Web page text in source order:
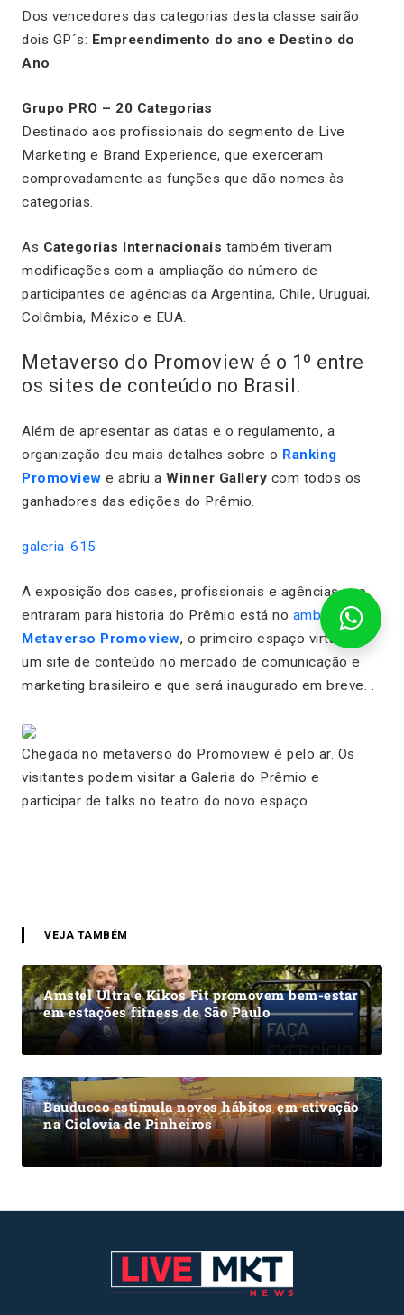
Dos vencedores das categorias desta classe sairão
dois GP´s: Empreendimento do ano e Destino do
Ano
Grupo PRO – 20 Categorias
Destinado aos profissionais do segmento de Live
Marketing e Brand Experience, que exerceram
comprovadamente as funções que dão nomes às
categorias.
As Categorias Internacionais também tiveram
modificações com a ampliação do número de
participantes de agências da Argentina, Chile, Uruguai,
Colômbia, México e EUA.
Metaverso do Promoview é o 1º entre
os sites de conteúdo no Brasil.
Além de apresentar as datas e o regulamento, a
organização deu mais detalhes sobre o Ranking
Promoview e abriu a Winner Gallery com todos os
ganhadores das edições do Prêmio.
galeria-615
A exposição dos cases, profissionais e agências que
entraram para historia do Prêmio está no ambiente do
Metaverso Promoview, o primeiro espaço virtual de
um site de conteúdo no mercado de comunicação e
marketing brasileiro e que será inaugurado em breve. .
Chegada no metaverso do Promoview é pelo ar. Os
visitantes podem visitar a Galeria do Prêmio e
participar de talks no teatro do novo espaço
VEJA TAMBÉM
Amstel Ultra e Kikos Fit promovem bem-estar
em estações fitness de São Paulo
Bauducco estimula novos hábitos em ativação
na Ciclovia de Pinheiros